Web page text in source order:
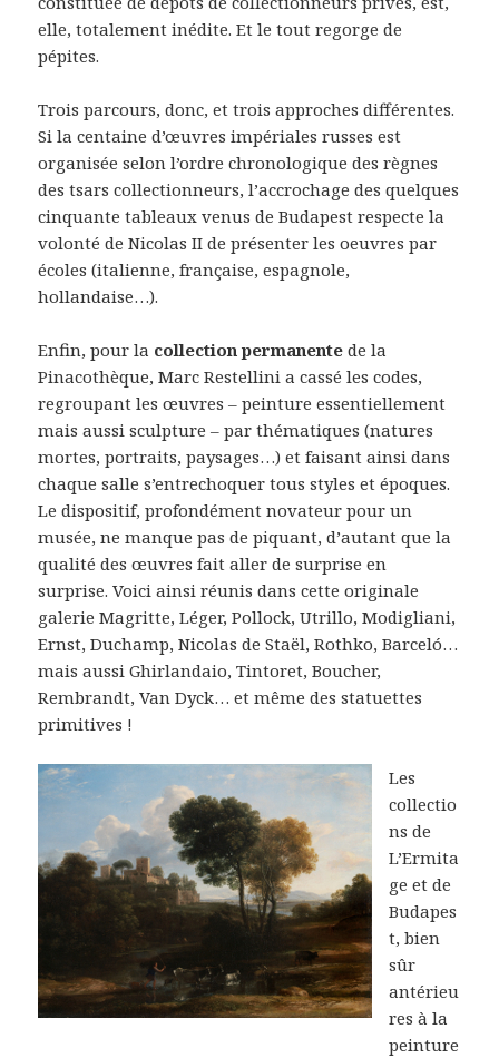
elle, totalement inédite. Et le tout regorge de
pépites.
Trois parcours, donc, et trois approches différentes.
Si la centaine d’œuvres impériales russes est
organisée selon l’ordre chronologique des règnes
des tsars collectionneurs, l’accrochage des quelques
cinquante tableaux venus de Budapest respecte la
volonté de Nicolas II de présenter les oeuvres par
écoles (italienne, française, espagnole,
hollandaise…).
Enfin, pour la collection permanente de la
Pinacothèque, Marc Restellini a cassé les codes,
regroupant les œuvres – peinture essentiellement
mais aussi sculpture – par thématiques (natures
mortes, portraits, paysages…) et faisant ainsi dans
chaque salle s’entrechoquer tous styles et époques.
Le dispositif, profondément novateur pour un
musée, ne manque pas de piquant, d’autant que la
qualité des œuvres fait aller de surprise en
surprise. Voici ainsi réunis dans cette originale
galerie Magritte, Léger, Pollock, Utrillo, Modigliani,
Ernst, Duchamp, Nicolas de Staël, Rothko, Barceló…
mais aussi Ghirlandaio, Tintoret, Boucher,
Rembrandt, Van Dyck… et même des statuettes
primitives !
Les
collectio
ns de
L’Ermita
ge et de
Budapes
t, bien
sûr
antérieu
res à la
peinture